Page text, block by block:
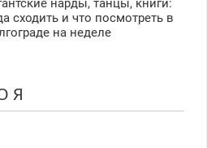
сходить и что посмотреть в
на неделе
Я